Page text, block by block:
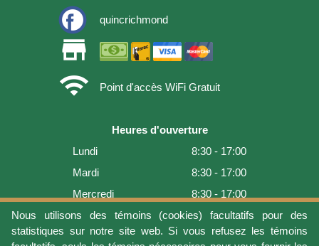
Nous utilisons des témoins (cookies) facultatifs pour des
statistiques sur notre site web. Si vous refusez les témoins
quincrichmond
store
wifi
Point d'accès WiFi Gratuit
Heures d'ouverture
Lundi
8:30 - 17:00
Mardi
8:30 - 17:00
Mercredi
8:30 - 17:00
Jeudi
8:30 - 17:00
Vendredi
8:30 - 17:00